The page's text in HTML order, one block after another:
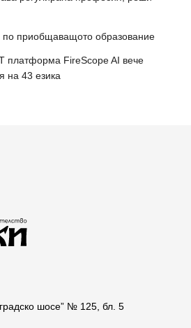
по приобщаващото образование
платформа FireScope AI вече
на 43 езика
шосе” № 125, бл. 5